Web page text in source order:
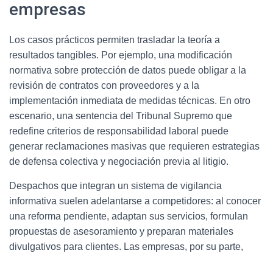
empresas
Los casos prácticos permiten trasladar la teoría a
resultados tangibles. Por ejemplo, una modificación
normativa sobre protección de datos puede obligar a la
revisión de contratos con proveedores y a la
implementación inmediata de medidas técnicas. En otro
escenario, una sentencia del Tribunal Supremo que
redefine criterios de responsabilidad laboral puede
generar reclamaciones masivas que requieren estrategias
de defensa colectiva y negociación previa al litigio.
Despachos que integran un sistema de vigilancia
informativa suelen adelantarse a competidores: al conocer
una reforma pendiente, adaptan sus servicios, formulan
propuestas de asesoramiento y preparan materiales
divulgativos para clientes. Las empresas, por su parte,